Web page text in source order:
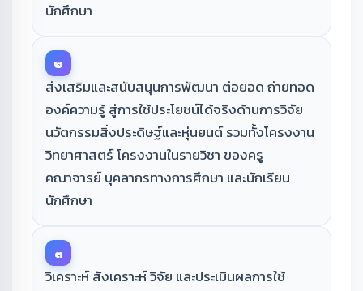
นักศึกษา
๒
ส่งเสริมและสนับสนุนการพัฒนา ต่อยอด ถ่ายทอด
องค์ความรู้ สู่การใช้ประโยชน์ได้จริงด้านการวิจัย
นวัตกรรมสิ่งประดิษฐ์และหุ่นยนต์ รวมทั้งโครงงาน
วิทยาศาสตร์ โครงงานในรายวิชา ของครู
คณาจารย์ บุคลากรทางการศึกษา และนักเรียน
นักศึกษา
๓
วิเคราะห์ สังเคราะห์ วิจัย และประเมินผลการใช้